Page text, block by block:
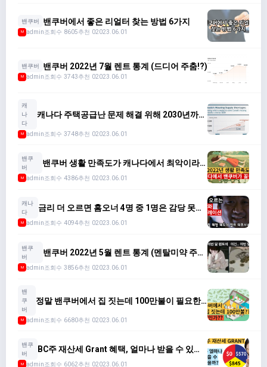
밴쿠버 밴쿠버에서 좋은 리얼터 찾는 방법 6가지
M admin조회수 8605추천 02023.06.01
밴쿠버 밴쿠버 2022년 7월 렌트 통계 (드디어 주춤!?)
M admin조회수 3743추천 02023.06.01
캐
나
다
캐나다 주택공급난 문제 해결 위해 2030년까지
M admin조회수 3748추천 02023.06.01
밴쿠
버
밴쿠버 생활 만족도가 캐나다에서 최악이라
M admin조회수 4386추천 02023.06.01
캐나
다
금리 더 오르면 홈오너 4명 중 1명은 감당 못해
M admin조회수 4094추천 02023.06.01
밴쿠
버
밴쿠버 2022년 5월 렌트 통계 (멘탈미약 주
M admin조회수 3856추천 02023.06.01
밴
쿠
버
정말 밴쿠버에서 집 짓는데 100만불이 필요한
M admin조회수 6680추천 02023.06.01
밴쿠
버
BC주 재산세 Grant 혜택, 얼마나 받을 수 있나?
M admin조회수 6062추천 02023.06.01